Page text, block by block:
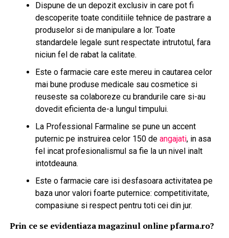
Dispune de un depozit exclusiv in care pot fi
descoperite toate conditiile tehnice de pastrare a
produselor si de manipulare a lor. Toate
standardele legale sunt respectate intrutotul, fara
niciun fel de rabat la calitate.
Este o farmacie care este mereu in cautarea celor
mai bune produse medicale sau cosmetice si
reuseste sa colaboreze cu brandurile care si-au
dovedit eficienta de-a lungul timpului.
La Professional Farmaline se pune un accent
puternic pe instruirea celor 150 de angajati, in asa
fel incat profesionalismul sa fie la un nivel inalt
intotdeauna.
Este o farmacie care isi desfasoara activitatea pe
baza unor valori foarte puternice: competitivitate,
compasiune si respect pentru toti cei din jur.
Prin ce se evidentiaza magazinul online pfarma.ro?